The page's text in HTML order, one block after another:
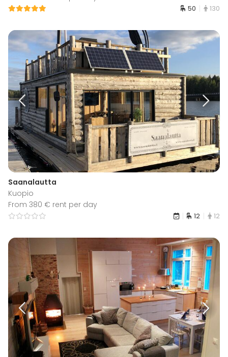
50 130
Saanalautta
Kuopio
From 380 € rent per day
12 12